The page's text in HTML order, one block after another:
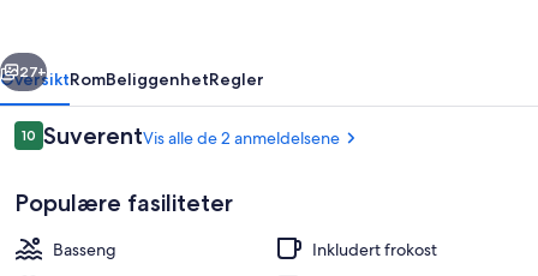
Neste
27+
OversiktRomBeliggenhetRegler
Anmeldelser
1010 av 10 –
SuverentVis alle de 2 anmeldelsene
Populære fasiliteter
Basseng
Inkludert frokost